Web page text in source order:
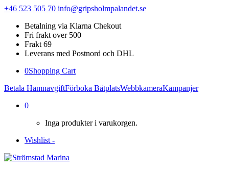
+46 523 505 70 info@gripsholmpalandet.se
Betalning via Klarna Chekout
Fri frakt over 500
Frakt 69
Leverans med Postnord och DHL
0Shopping Cart
Betala HamnavgiftFörboka BåtplatsWebbkameraKampanjer
0
Inga produkter i varukorgen.
Wishlist -